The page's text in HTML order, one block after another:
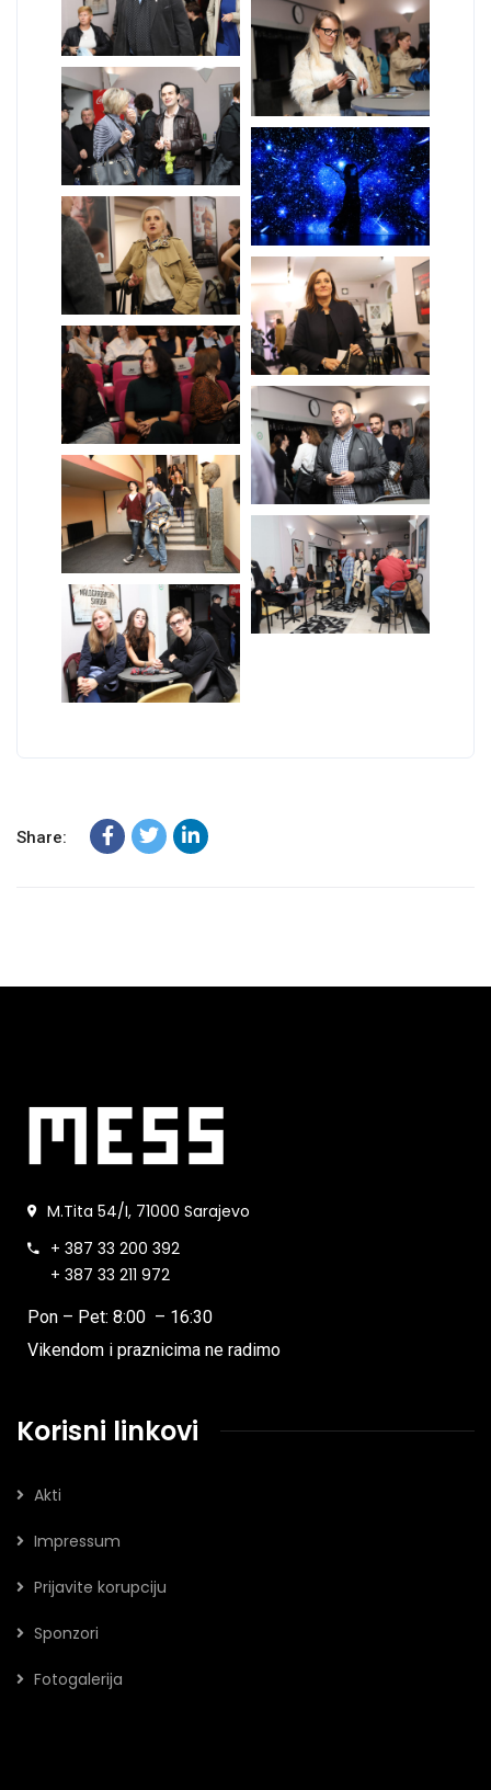
Share:
M.Tita 54/I, 71000 Sarajevo
+ 387 33 200 392
+ 387 33 211 972
Pon – Pet: 8:00 – 16:30
Vikendom i praznicima ne radimo
Korisni linkovi
Akti
Impressum
Prijavite korupciju
Sponzori
Fotogalerija